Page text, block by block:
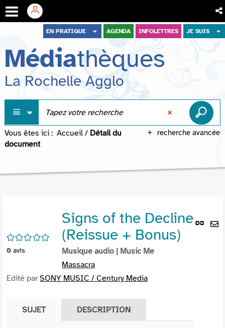
menu
contenu
recherche
EN PRATIQUE AGENDA INFOLETTRES JE SUIS
Médiathèques
La Rochelle Agglo
recherche avancée
Vous êtes ici : Accueil / Détail du
document
Lien
/5
0 avis
Signs of the Decline
(Reissue + Bonus)
Musique audio | Music Me
Massacra
Edité parSONY MUSIC / Century Media
SUJET DESCRIPTION